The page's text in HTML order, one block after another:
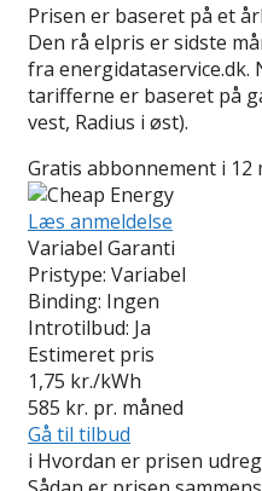
Prisen er baseret på et
Den rå elpris er sidste
fra energidataservice.dk.
tarifferne er baseret på
vest, Radius i øst).
Gratis abbonnement i 12
Læs anmeldelse
Variabel Garanti
Pristype: Variabel
Binding: Ingen
Introtilbud: Ja
Estimeret pris
1,75 kr./kWh
585 kr. pr. måned
Gå til tilbud
i Hvordan er prisen